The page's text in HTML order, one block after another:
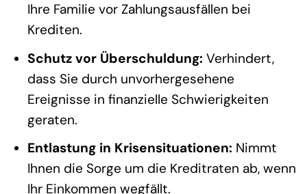
Ihre Familie vor Zahlungsausfällen bei
Krediten.
Schutz vor Überschuldung: Verhindert,
dass Sie durch unvorhergesehene
Ereignisse in finanzielle Schwierigkeiten
geraten.
Entlastung in Krisensituationen: Nimmt
Ihnen die Sorge um die Kreditraten ab, wenn
Ihr Einkommen wegfällt.